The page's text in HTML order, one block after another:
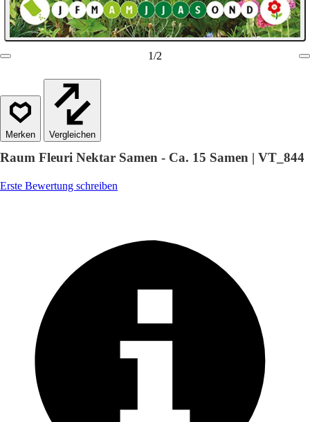
1/2
Vergleichen
Raum Fleuri Nektar Samen - Ca. 15 Samen | VT_844
Erste Bewertung schreiben